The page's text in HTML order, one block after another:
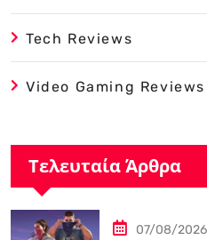
Tech Reviews
Video Gaming Reviews
Τελευταία Άρθρα
07/08/2026